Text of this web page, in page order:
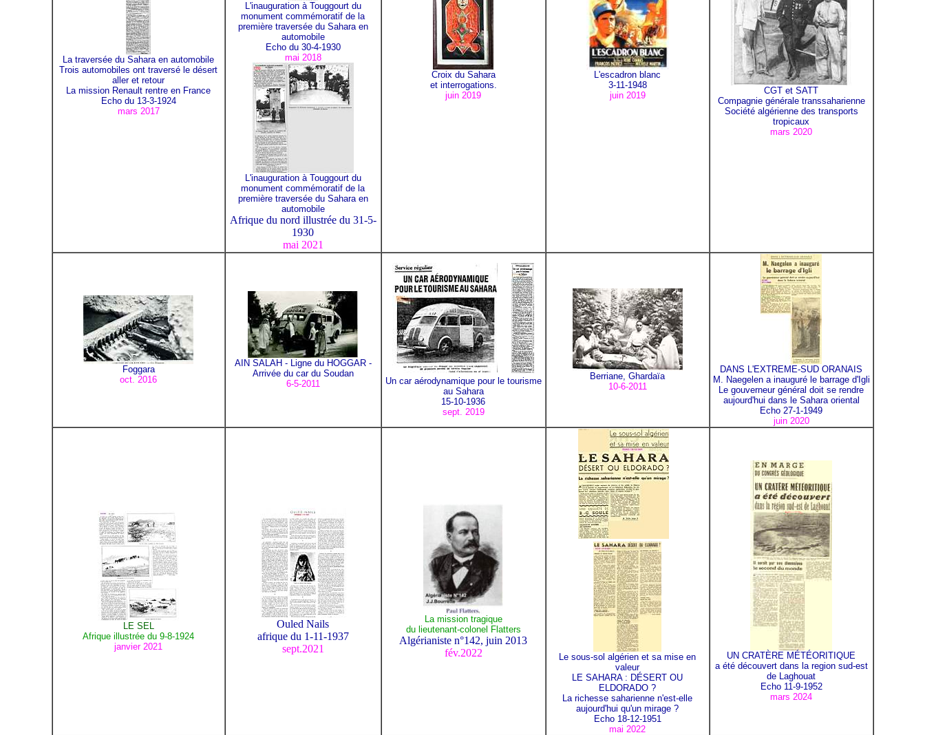
La traversée du Sahara en automobile
Trois automobiles ont traversé le désert
aller et retour
La mission Renault rentre en France
Echo du 13-3-1924
mars 2017
L'inauguration à Touggourt du
monument commémoratif de la
première traversée du Sahara en
automobile
Echo du 30-4-1930
mai 2018
L'inauguration à Touggourt du
monument commémoratif de la
première traversée du Sahara en
automobile
Afrique du nord illustrée du 31-5-
1930
mai 2021
Croix du Sahara
et interrogations.
juin 2019
L'escadron blanc
3-11-1948
juin 2019
CGT et SATT
Compagnie générale transsaharienne
Société algérienne des transports
tropicaux
mars 2020
Foggara
oct. 2016
AIN SALAH - Ligne du HOGGAR -
Arrivée du car du Soudan
6-5-2011
Un car aérodynamique pour le tourisme
au Sahara
15-10-1936
sept. 2019
Berriane, Ghardaïa
10-6-2011
DANS L'EXTREME-SUD ORANAIS
M. Naegelen a inauguré le barrage d'Igli
Le gouverneur général doit se rendre
aujourd'hui dans le Sahara oriental
Echo 27-1-1949
juin 2020
LE SEL
Afrique illustrée du 9-8-1924
janvier 2021
Ouled Nails
afrique du 1-11-1937
sept.2021
La mission tragique
du lieutenant-colonel Flatters
Algérianiste n°142, juin 2013
fév.2022
Le sous-sol algérien et sa mise en
valeur
LE SAHARA : DÉSERT OU
ELDORADO ?
La richesse saharienne n'est-elle
aujourd'hui qu'un mirage ?
Echo 18-12-1951
mai 2022
UN CRATÈRE MÉTÉORITIQUE
a été découvert dans la region sud-est
de Laghouat
Echo 11-9-1952
mars 2024